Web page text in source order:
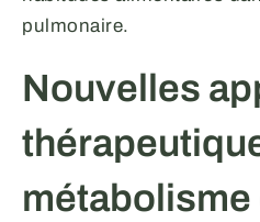
pulmonaire.
Nouvelles
métabolisme